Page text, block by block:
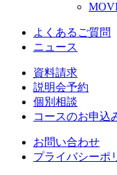
よくあるご質問
ニュース
資料請求
説明会予約
個別相談
コースのお申込
お問い合わせ
プライバシーポ